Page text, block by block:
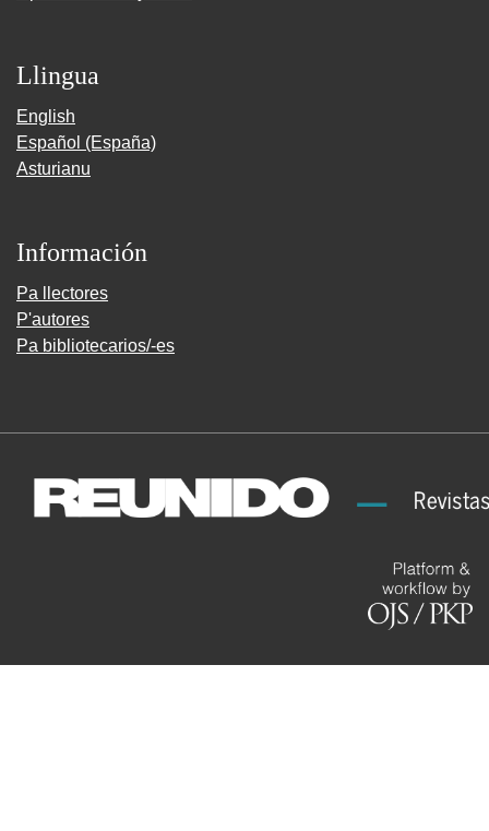
Llingua
English
Español (España)
Asturianu
Información
Pa llectores
P'autores
Pa bibliotecarios/-es